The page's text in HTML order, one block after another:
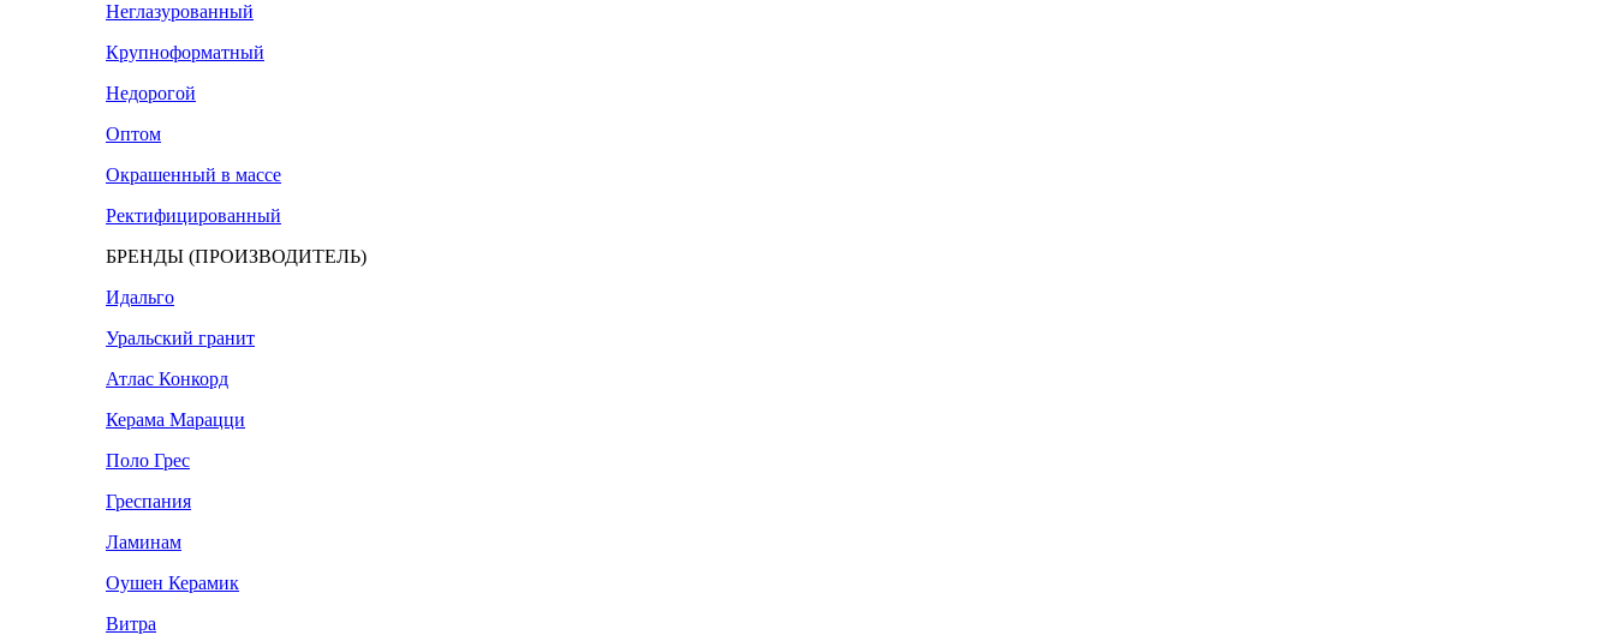
Неглазурованный
Крупноформатный
Недорогой
Оптом
Окрашенный в массе
Ректифицированный
БРЕНДЫ (ПРОИЗВОДИТЕЛЬ)
Идальго
Уральский гранит
Атлас Конкорд
Керама Марацци
Поло Грес
Греспания
Ламинам
Оушен Керамик
Витра